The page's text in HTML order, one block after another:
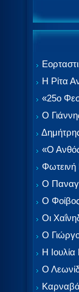
Η Ρίτα
«25ο
Ο
«Ο
Φωτεινή
Ο
Ο
Οι
Ο
Η
Ο